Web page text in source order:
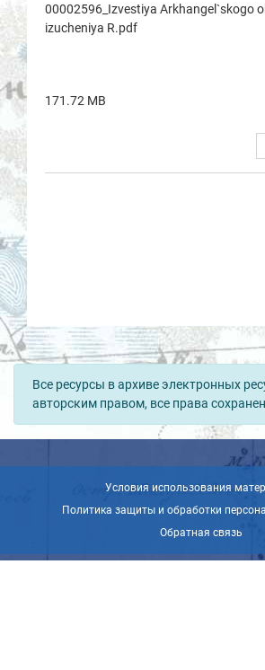
00002596_Izvestiya Arkhаngel`skogo
izucheniya R.pdf
171.72 MB
Все ресурсы в архиве электронных
авторским правом, все права
Условия использования
Политика защиты и обработки
Обратная связь